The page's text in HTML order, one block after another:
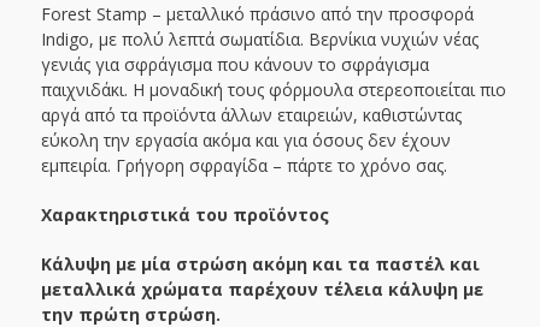
Forest Stamp – μεταλλικό πράσινο από την προσφορά
Indigo, με πολύ λεπτά σωματίδια. Βερνίκια νυχιών νέας
γενιάς για σφράγισμα που κάνουν το σφράγισμα
παιχνιδάκι. Η μοναδική τους φόρμουλα στερεοποιείται πιο
αργά από τα προϊόντα άλλων εταιρειών, καθιστώντας
εύκολη την εργασία ακόμα και για όσους δεν έχουν
εμπειρία. Γρήγορη σφραγίδα – πάρτε το χρόνο σας.
Χαρακτηριστικά του προϊόντος
Κάλυψη με μία στρώση ακόμη και τα παστέλ και
μεταλλικά χρώματα παρέχουν τέλεια κάλυψη με
την πρώτη στρώση.